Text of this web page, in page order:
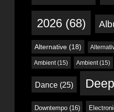
2026(68)
Alternative (18)
Ambient (15) Ambient (15)
Dance (25)
Downtempo(16)